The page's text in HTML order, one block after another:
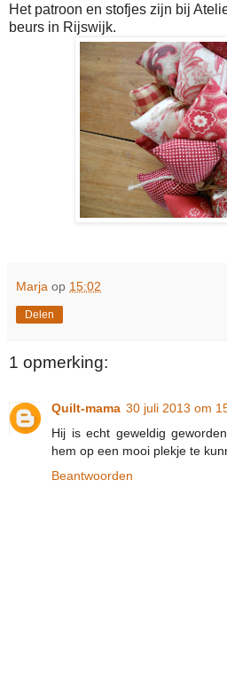
Het patroon en stofjes zijn bij
beurs in Rijswijk.
Marja op 15:02
Delen
1 opmerking:
Quilt-mama 30 juli 2013 om
Hij is echt geweldig
hem op een mooi plekje te
Beantwoorden